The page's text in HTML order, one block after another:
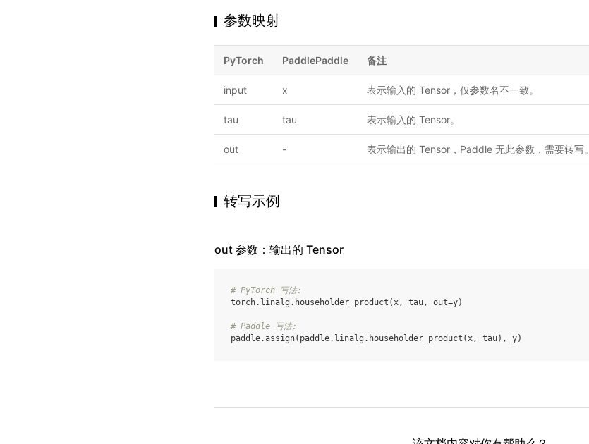
参数映射
PyTorch PaddlePaddle 备注
input x 表示输入的 Tensor，仅参数名不一致。
tau tau 表示输入的 Tensor。
out - 表示输出的 Tensor，Paddle 无此参数，需要转写。
转写示例
out 参数：输出的 Tensor
# PyTorch 写法:
torch. linalg . householder_product (x, tau, out=y)
# Paddle 写法:
paddle.assign( paddle. linalg . householder_product (x, tau), y)